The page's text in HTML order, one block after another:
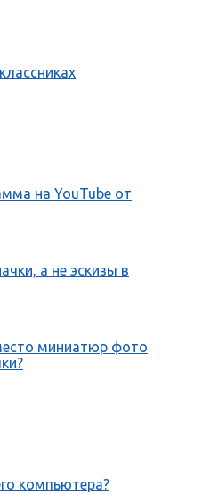
на YouTube от
миниатюр фото
компьютера?